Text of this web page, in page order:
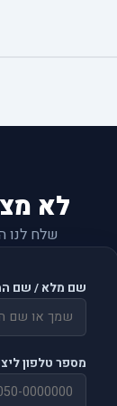
לא
שלח לנו
שם מלא / שם
מספר טלפון